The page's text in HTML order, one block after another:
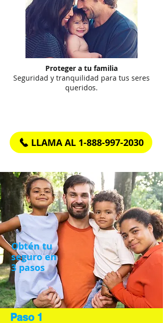
Proteger a tu familia
​Seguridad y tranquilidad para tus seres
queridos.
LLAMA AL 1-888-997-2030
Obtén tu
seguro en
3 pasos
Paso 1